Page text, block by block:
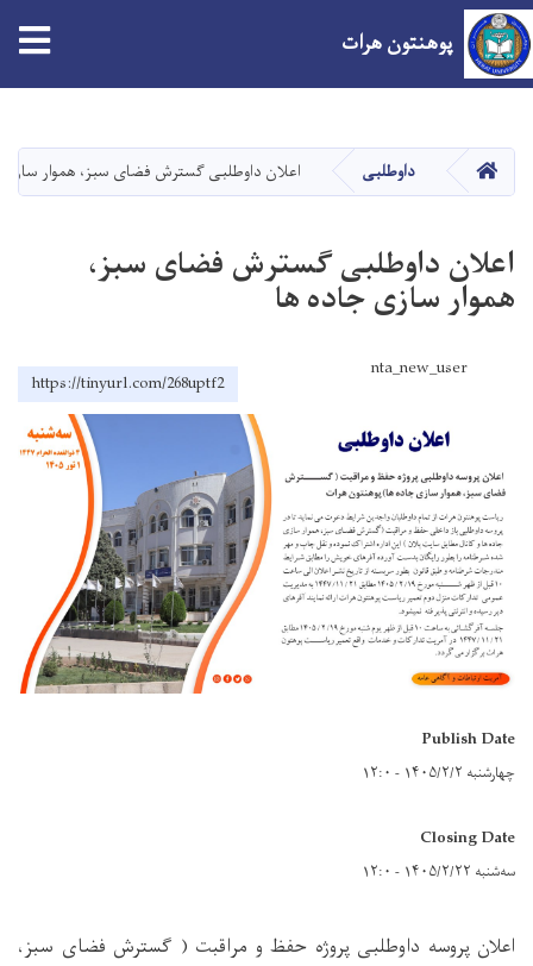
main
content
پوهنتون هرات
صفحه اصلیداوطلبی اعلان داوطلبی گسترش فضای سبز، هموار
اعلان داوطلبی گسترش فضای سبز،
هموار سازی جاده ها
nta_new_user
https://tinyurl.com/268uptf2
Publish Date
چهارشنبه ۱۴۰۵/۲/۲ - ۱۲:۰
Closing Date
سه‌شنبه ۱۴۰۵/۲/۲۲ - ۱۲:۰
اعلان پروسه داوطلبی پروژه حفظ و مراقبت ( گسترش فضای سبز،